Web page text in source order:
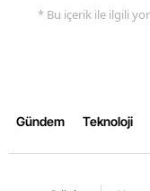
* Bu içerik ile ilgili
Gündem Teknoloji